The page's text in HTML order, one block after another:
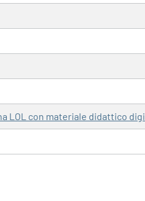
LOL con materiale didattico